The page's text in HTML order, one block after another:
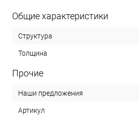
Общие характеристики
Структура
Толщина
Прочие
Наши предложения
Артикул